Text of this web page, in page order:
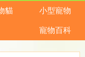
貓 小型寵物
寵物百科